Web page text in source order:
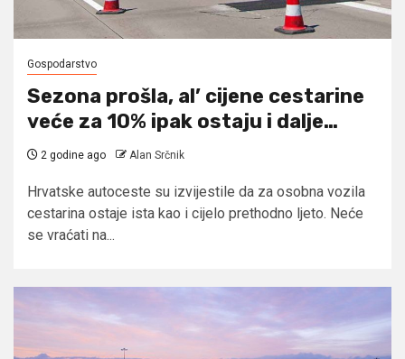
Gospodarstvo
Sezona prošla, al’ cijene cestarine
veće za 10% ipak ostaju i dalje…
2 godine ago Alan Srčnik
Hrvatske autoceste su izvijestile da za osobna vozila
cestarina ostaje ista kao i cijelo prethodno ljeto. Neće
se vraćati na...